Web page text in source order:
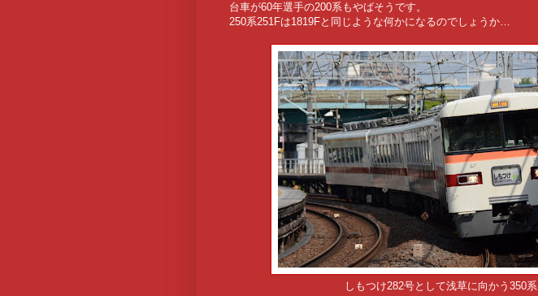
台車が60年選手の200系もやばそうです。
250系251Fは1819Fと同じような何かになるのでしょうか…
しもつけ282号として浅草に向かう350系